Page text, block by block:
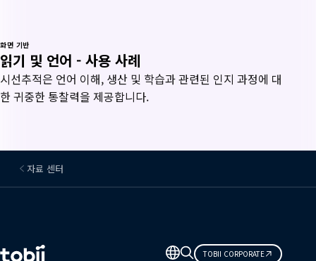
화면 기반
읽기 및 언어 - 사용 사례
시선추적은 언어 이해, 생산 및 학습과 관련된 인지 과정에 대
한 귀중한 통찰력을 제공합니다.
자료 센터
언
TOBII CORPORATE